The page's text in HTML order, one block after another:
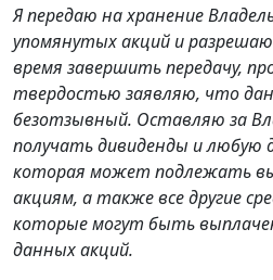
Я передаю на хранение
упомянутых акций и
время завершить передачу,
твердостью заявляю, что
безотзывный. Оставляю за
получать дивиденды и любую
которая может подлежать
акциям, а также все другие
которые могут быть
данных акций.